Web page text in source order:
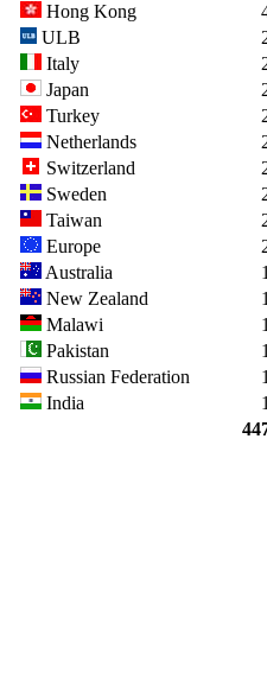
Hong Kong
ULB
Italy
Japan
Turkey
Netherlands
Switzerland
Sweden
Taiwan
Europe
Australia
New Zealand
Malawi
Pakistan
Russian Federation
India